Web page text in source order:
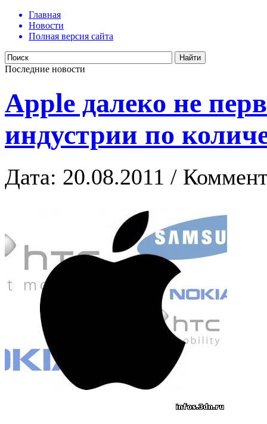
Главная
Новости
Полная версия сайта
Последние новости
Apple далеко не
индустрии по
Дата: 20.08.2011 /